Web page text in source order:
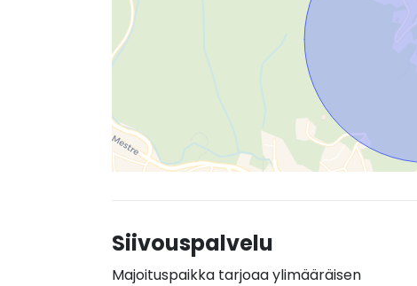
Siivouspalvelu
Majoituspaikka tarjoaa ylimääräisen